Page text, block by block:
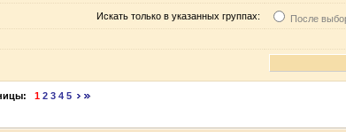
Искать только в указанных группах: После
1 2 3 4 5